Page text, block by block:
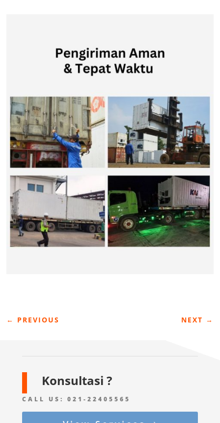
← PREVIOUS NEXT →
Konsultasi ?
CALL US: 021-22405565